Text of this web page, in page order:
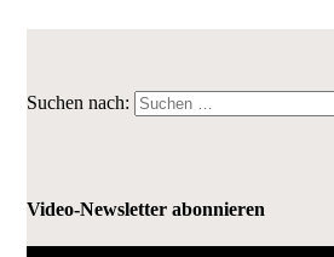
Suchen nach:
Video-Newsletter abonnieren